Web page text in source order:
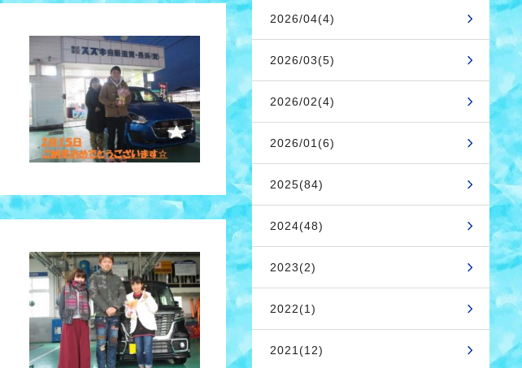
2026/04(4)
2026/03(5)
2026/02(4)
2026/01(6)
2025(84)
2024(48)
2023(2)
2022(1)
2021(12)